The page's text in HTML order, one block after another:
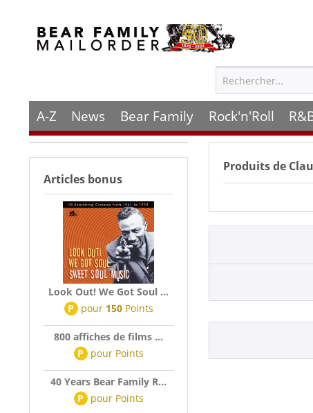
A-Z News Bear Family Rock'n'Roll
Articles bonus
Look Out! We Got Soul ...
P pour 150Points
800 affiches de films ...
P pour Points
40 Years Bear Family R...
P pour Points
Produits de